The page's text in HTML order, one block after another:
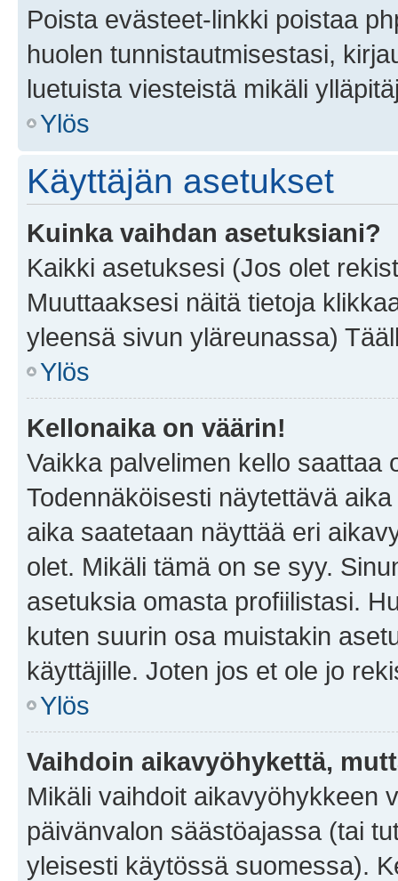
Poista evästeet-linkki poistaa
huolen tunnistautmisestasi,
luetuista viesteistä mikäli
Ylös
Käyttäjän asetukset
Kuinka vaihdan asetuksiani?
Kaikki asetuksesi (Jos olet
Muuttaaksesi näitä tietoja
yleensä sivun yläreunassa)
Ylös
Kellonaika on väärin!
Vaikka palvelimen kello saattaa
Todennäköisesti näytettävä
aika saatetaan näyttää eri
olet. Mikäli tämä on se syy.
asetuksia omasta profiilistasi.
kuten suurin osa muistakin
käyttäjille. Joten jos et ole jo
Ylös
Vaihdoin aikavyöhykettä,
Mikäli vaihdoit aikavyöhykkeen
päivänvalon säästöajassa (tai
yleisesti käytössä suomessa).